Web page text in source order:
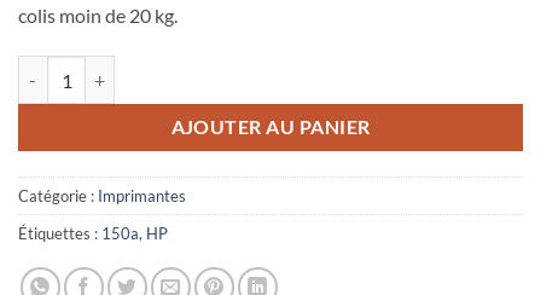
colis moin de 20 kg.
AJOUTER AU PANIER
Catégorie : Imprimantes
Étiquettes : 150a, HP